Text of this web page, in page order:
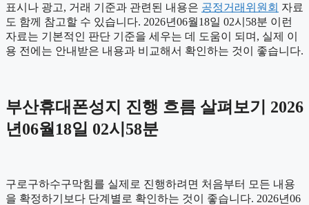
표시나 광고, 거래 기준과 관련된 내용은 공정거래위원회 자료
도 함께 참고할 수 있습니다. 2026년06월18일 02시58분 이런
자료는 기본적인 판단 기준을 세우는 데 도움이 되며, 실제 이
용 전에는 안내받은 내용과 비교해서 확인하는 것이 좋습니다.
부산휴대폰성지 진행 흐름 살펴보기 2026
년06월18일 02시58분
구로구하수구막힘를 실제로 진행하려면 처음부터 모든 내용
을 확정하기보다 단계별로 확인하는 것이 좋습니다. 2026년06